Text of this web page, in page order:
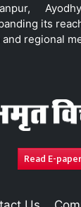
its
regional
Read E-paper